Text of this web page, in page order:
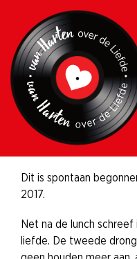
inhoud
Dit is spontaan
2017.
Net na de lunch
liefde. De tweede